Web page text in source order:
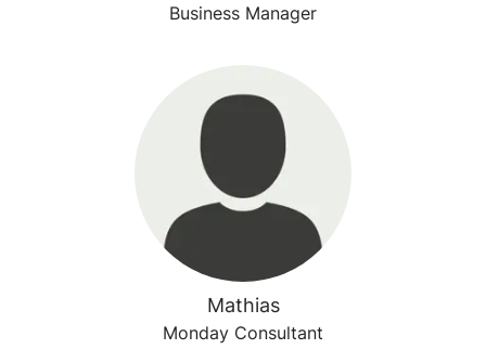
Business Manager
Mathias
Monday Consultant